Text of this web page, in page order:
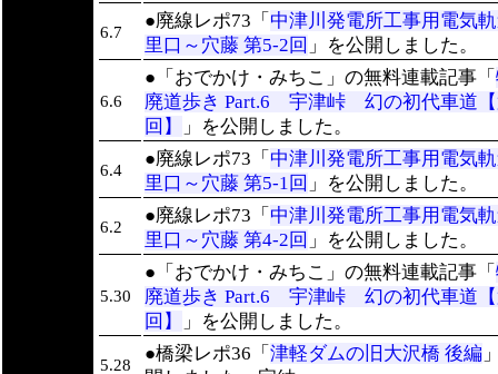
6.7
●廃線レポ73「 中津川発電所工事用電気
里口～穴藤 第5-2回 」を公開しました。
6.6
●「おでかけ・みちこ」の無料連載記事「
廃道歩き Part.6 宇津峠 幻の初代車道
回】
」を公開しました。
6.4
●廃線レポ73「 中津川発電所工事用電気
里口～穴藤 第5-1回 」を公開しました。
6.2
●廃線レポ73「 中津川発電所工事用電気
里口～穴藤 第4-2回 」を公開しました。
5.30
●「おでかけ・みちこ」の無料連載記事「
廃道歩き Part.6 宇津峠 幻の初代車道
回】
」を公開しました。
5.28
●橋梁レポ36「 津軽ダムの旧大沢橋 後編